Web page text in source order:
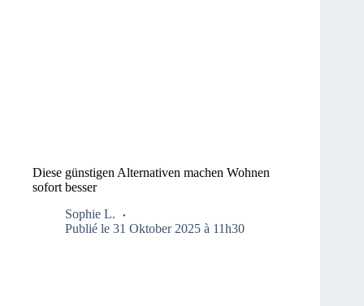
Diese günstigen Alternativen machen Wohnen
sofort besser
Sophie L.
Publié le 31 Oktober 2025 à 11h30